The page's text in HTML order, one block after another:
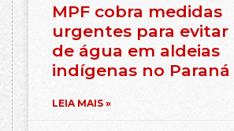
MPF cobra medidas
urgentes para evitar
de água em aldeias
indígenas no Paraná
LEIA MAIS »